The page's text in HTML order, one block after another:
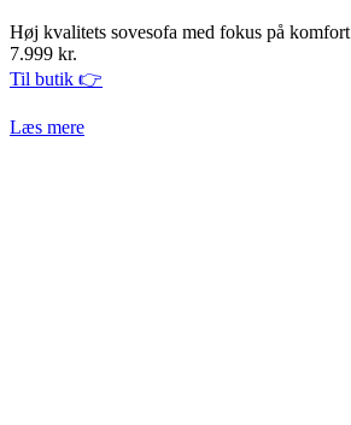
Høj kvalitets sovesofa med fokus på komfort
7.999 kr.
Til butik 👉
Læs mere